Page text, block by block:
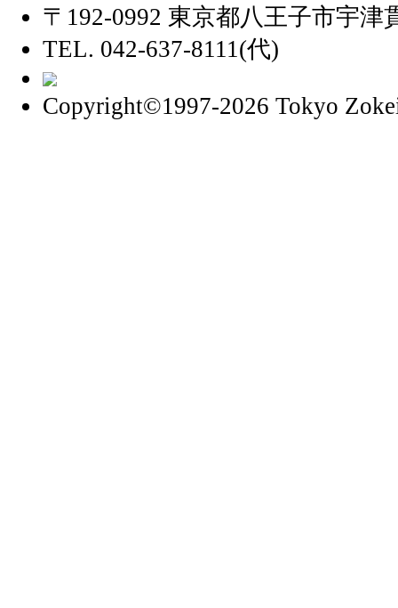
〒192-0992 東京都八王子市宇津
TEL. 042-637-8111(代)
Copyright©1997-2026 Tokyo